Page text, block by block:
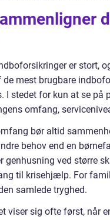
er stort,
mest brugbare
I stedet for kun at se på
omfang,
bør altid
behov end en
genhusning ved større
til krisehjælp. For
samlede tryghed.
viser sig ofte først, når